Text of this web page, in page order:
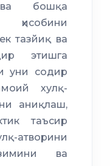
ва бошқа
ҳисобини
тазйиқ ва
этишга
уни содир
хулқ-
аниқлаш,
таъсир
атворини
ва